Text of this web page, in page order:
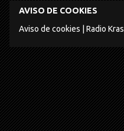
AVISO DE COOKIES
Aviso de cookies | Radio Kras